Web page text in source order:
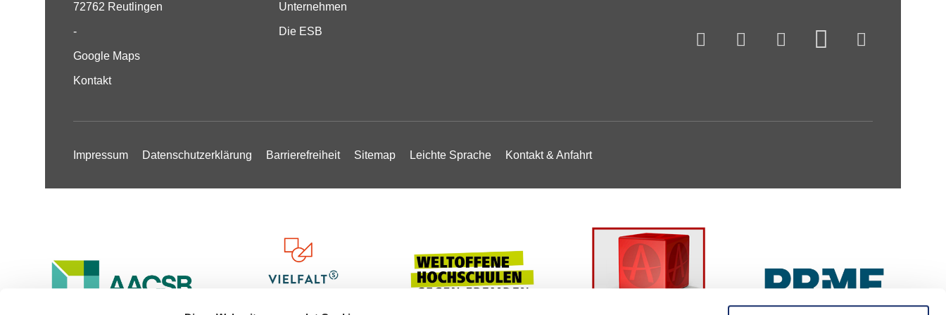
72762 Reutlingen
-
Google Maps
Kontakt
Unternehmen
Die ESB
Impressum Datenschutzerklärung Barrierefreiheit Sitemap Leichte Sprache Kontakt & Anfahrt